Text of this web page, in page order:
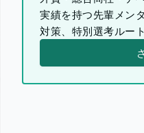
実績を持つ先輩メン
対策、特別選考ルー